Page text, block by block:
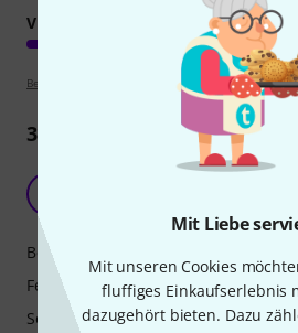
Mit Liebe
Mit unseren Cookies
fluffiges Einkaufserlebnis
dazugehört bieten. Dazu
VERARBEITUNG
Bewertungsrichtlinien
34
Bedienung
Features
Sound